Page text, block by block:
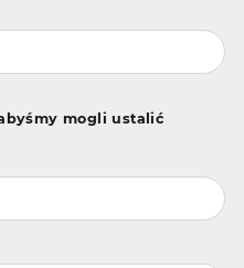
mogli ustalić